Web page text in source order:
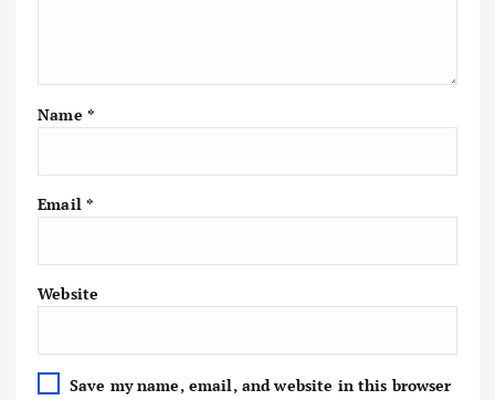
Name *
Email *
Website
Save my name, email, and website in this browser